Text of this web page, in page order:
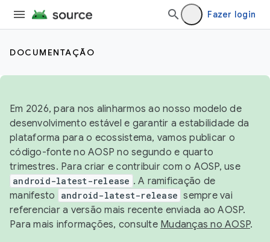
Fazer login
DOCUMENTAÇÃO
Em 2026, para nos alinharmos ao nosso modelo de
desenvolvimento estável e garantir a estabilidade da
plataforma para o ecossistema, vamos publicar o
código-fonte no AOSP no segundo e quarto
trimestres. Para criar e contribuir com o AOSP, use
android-latest-release . A ramificação de
manifesto
android-latest-release sempre vai
referenciar a versão mais recente enviada ao AOSP.
Para mais informações, consulte Mudanças no AOSP.